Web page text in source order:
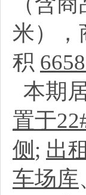
米），
积
本期
置于
侧 ; 出
车场库